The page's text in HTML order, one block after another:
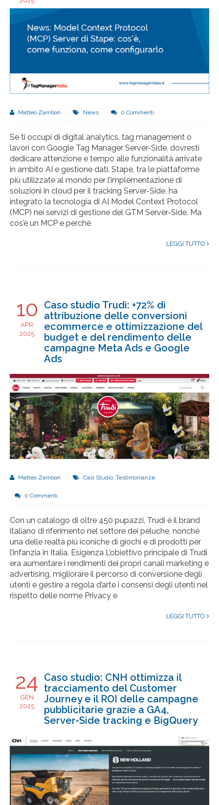
Matteo Zambon News 0 Commenti
Se ti occupi di digital analytics, tag management o
lavori con Google Tag Manager Server-Side, dovresti
dedicare attenzione e tempo alle funzionalità arrivate
in ambito AI e gestione dati. Stape, tra le piattaforme
più utilizzate al mondo per l’implementazione di
soluzioni in cloud per il tracking Server-Side, ha
integrato la tecnologia di AI Model Context Protocol
(MCP) nei servizi di gestione del GTM Server-Side. Ma
cos’è un MCP e perché
LEGGI TUTTO
10
APR
2025
Caso studio Trudi: +72% di
attribuzione delle conversioni
ecommerce e ottimizzazione del
budget e del rendimento delle
campagne Meta Ads e Google
Ads
Matteo Zambon Casi Studio Testimonianze
0 Commenti
Con un catalogo di oltre 450 pupazzi, Trudi è il brand
italiano di riferimento nel settore dei peluche, nonché
una delle realtà più iconiche di giochi e di prodotti per
l’infanzia in Italia. Esigenza L’obiettivo principale di Trudi
era aumentare i rendimenti dei propri canali marketing e
advertising, migliorare il percorso di conversione degli
utenti e gestire a regola d’arte i consensi degli utenti nel
rispetto delle norme Privacy e
LEGGI TUTTO
24
GEN
2025
Caso studio: CNH ottimizza il
tracciamento del Customer
Journey e il ROI delle campagne
pubblicitarie grazie a GA4,
Server-Side tracking e BigQuery